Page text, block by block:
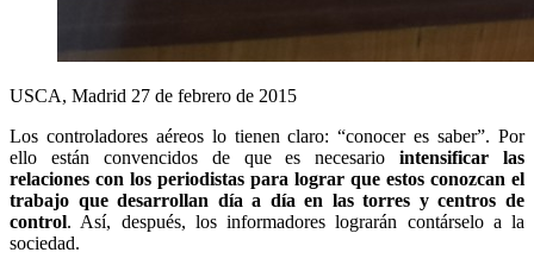
USCA, Madrid 27 de febrero de 2015
Los controladores aéreos lo tienen claro: “conocer es saber”. Por
ello están convencidos de que es necesariointensificar las
relaciones con los periodistas para lograr que estos conozcan el
trabajo que desarrollan día a día en las torres y centros de
control. Así, después, los informadores lograrán contárselo a la
sociedad.